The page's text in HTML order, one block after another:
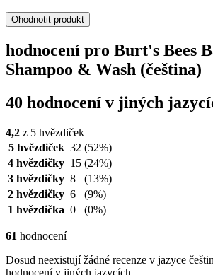
Ohodnotit produkt
hodnocení pro Burt's Bees
Shampoo & Wash (čeština)
40 hodnocení v jiných
4,2 z 5 hvězdiček
5 hvězdiček 32 (52%)
4 hvězdičky 15 (24%)
3 hvězdičky 8
(13%)
2 hvězdičky 6
(9%)
1 hvězdička 0 (0%)
61 hodnocení
Dosud neexistují žádné recenze v jazyce
hodnocení v jiných jazycích.